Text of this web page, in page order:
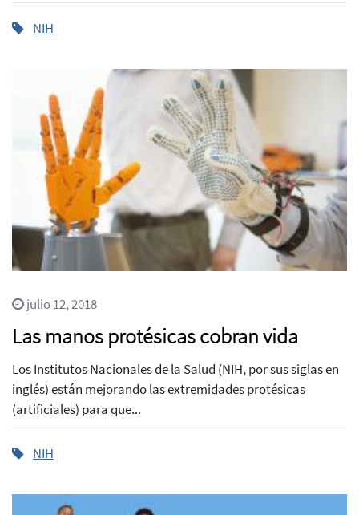
NIH
julio 12, 2018
Las manos protésicas cobran vida
Los Institutos Nacionales de la Salud (NIH, por sus siglas en
inglés) están mejorando las extremidades protésicas
(artificiales) para que...
NIH